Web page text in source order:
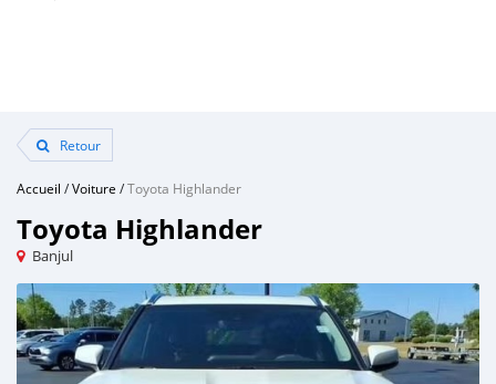
Retour
Accueil /Voiture /Toyota Highlander
Toyota Highlander
Banjul